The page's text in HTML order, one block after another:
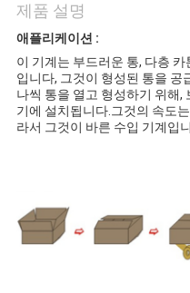
사
건
요
청
제품 설명
애플리케이션 :
이 기계는 부드러운 통, 다층
입니다, 그것이 형성된 통을 공
나씩 통을 열고 형성하기 위해,
기에 설치됩니다.그것의 속도
라서 그것이 바른 수입 기계입